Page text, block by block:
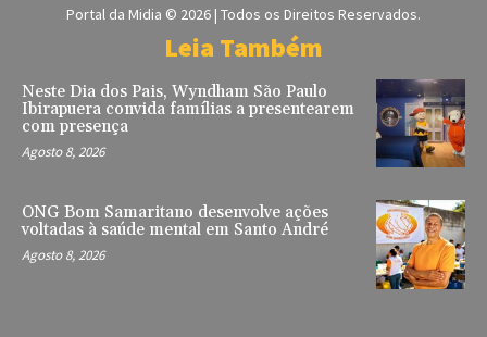
Portal da Midia © 2026 | Todos os Direitos Reservados.
Leia Também
Neste Dia dos Pais, Wyndham São Paulo
Ibirapuera convida famílias a presentearem
com presença
Agosto 8, 2026
ONG Bom Samaritano desenvolve ações
voltadas à saúde mental em Santo André
Agosto 8, 2026